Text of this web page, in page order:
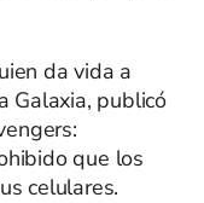
da vida a
Galaxia, publicó
que los
celulares.